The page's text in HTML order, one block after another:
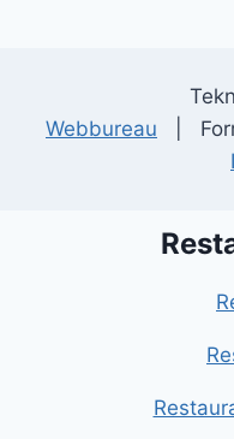
Webbureau |